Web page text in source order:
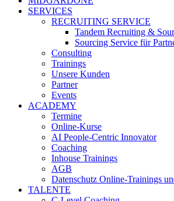
SERVICES
RECRUITING SERVICE
Tandem Recruiting &
Sourcing Service für
Consulting
Trainings
Unsere Kunden
Partner
Events
ACADEMY
Termine
Online-Kurse
AI People-Centric Innovator
Coaching
Inhouse Trainings
AGB
Datenschutz Online-Trainings
TALENTE